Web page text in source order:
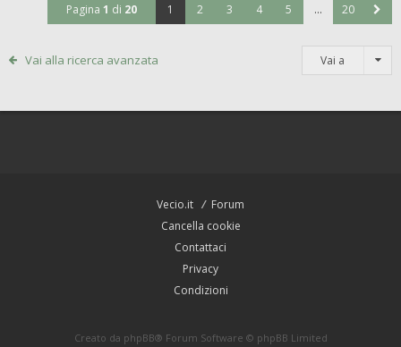
Pagina 1 di 20 1 2 3 4 5 … 20
Vai alla ricerca avanzata Vai a
Vecio.it
Forum
Cancella cookie
Contattaci
Privacy
Condizioni
Creato da phpBB® Forum Software © phpBB Limited